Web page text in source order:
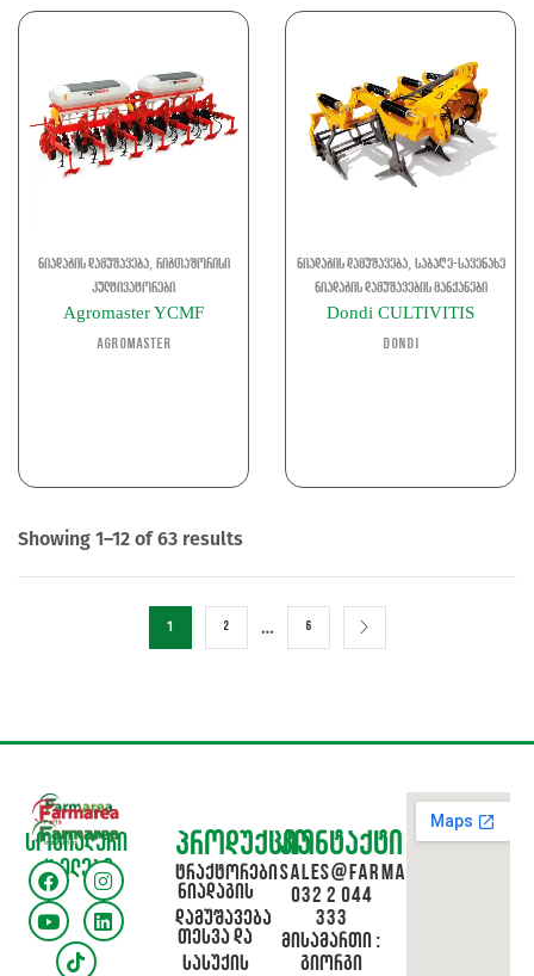
ნიადაგის დამუშავება, რიგთაშორისი
კულტივატორები
Agromaster YCMF
Agromaster
ნიადაგის დამუშავება, საბაღე-სავენახე
ნიადაგის დამუშავების მანქანები
Dondi CULTIVITIS
Dondi
Showing 1–12 of 63 results
1 2 … 6
სოციალური
ქსელები
პროდუქცია
ტრაქტორები
ნიადაგის
დამუშავება
თესვა და
სასუქის
კონტაქტი
sales@farmarea.ge
032 2 044
333
მისამართი :
გიორგი